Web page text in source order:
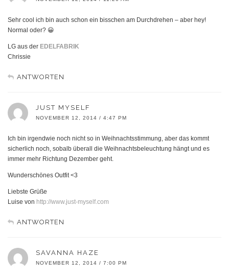
Sehr cool ich bin auch schon ein bisschen am Durchdrehen – aber hey!
Normal oder? 😀
LG aus der EDELFABRIK
Chrissie
ANTWORTEN
JUST MYSELF
NOVEMBER 12, 2014 / 4:47 PM
Ich bin irgendwie noch nicht so in Weihnachtsstimmung, aber das kommt
sicherlich noch, sobalb überall die Weihnachtsbeleuchtung hängt und es
immer mehr Richtung Dezember geht.
Wunderschönes Outfit <3
Liebste Grüße
Luise von http://www.just-myself.com
ANTWORTEN
SAVANNA HAZE
NOVEMBER 12, 2014 / 7:00 PM